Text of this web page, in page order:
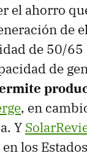
el ahorro
de
de 50/65
de
, en
Y
los